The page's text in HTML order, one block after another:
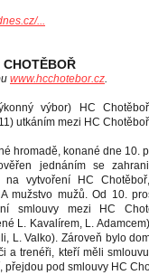
...
www.hcchotebor.cz.
výbor) HC
utkáním mezi HC
hromadě, konané dne 10.
jednáním se
na vytvoření HC
mužstvo mužů. Od 10.
smlouvy mezi HC
L. Kavalírem, L.
L. Valko). Zároveň bylo
a trenéři, kteří měli
přejdou pod smlouvy HC